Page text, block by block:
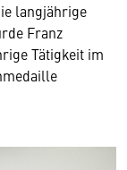
langjährige
Franz
Tätigkeit im